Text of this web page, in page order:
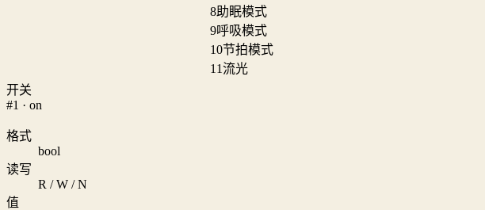
8助眠模式
9呼吸模式
10节拍模式
11流光
开关
#1 · on
格式
bool
读写
R / W / N
值